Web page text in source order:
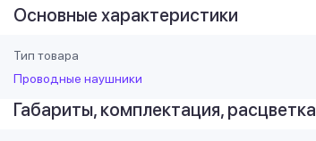
Основные характеристики
Тип товара
Проводные наушники
Габариты, комплектация, расцветка